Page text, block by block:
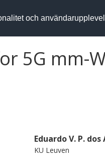
och
5G mm-
Eduardo V. P. dos
KU Leuven